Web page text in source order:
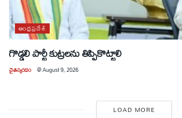
ఆంధ్రప్రదేశ్
గొడ్డలి పార్టీ కుట్రలను తిప్పికొట్టాలి
చైతన్యరధం @August 9, 2026
LOAD MORE